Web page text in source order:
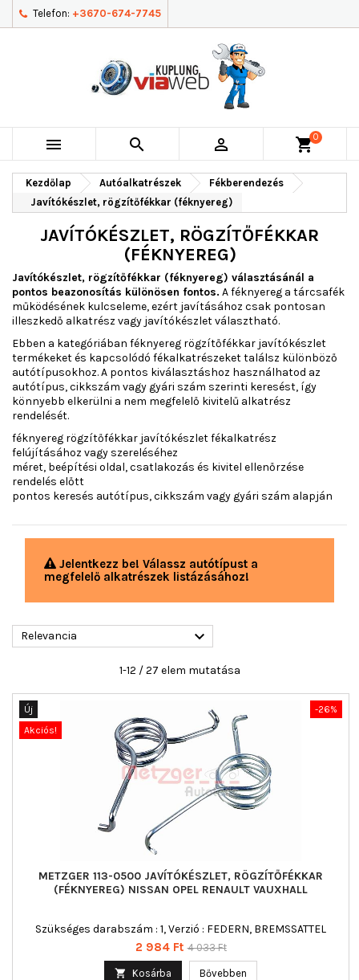
Telefon: +3670-674-7745
   shopping_cart0
Kezdőlap Autóalkatrészek
Fékberendezés
Javítókészlet, rögzítőfékkar (féknyereg)
JAVÍTÓKÉSZLET, RÖGZÍTŐFÉKKAR
(FÉKNYEREG)
Javítókészlet, rögzítőfékkar (féknyereg) választásánál a
pontos beazonosítás különösen fontos. A féknyereg a tárcsafék
működésének kulcseleme, ezért javításához csak pontosan
illeszkedő alkatrész vagy javítókészlet választható.
Ebben a kategóriában féknyereg rögzítőfékkar javítókészlet
termékeket és kapcsolódó fékalkatrészeket találsz különböző
autótípusokhoz. A pontos kiválasztáshoz használhatod az
autótípus, cikkszám vagy gyári szám szerinti keresést, így
könnyebb elkerülni a nem megfelelő kivitelű alkatrész
rendelését.
féknyereg rögzítőfékkar javítókészlet fékalkatrész
felújításához vagy szereléséhez
méret, beépítési oldal, csatlakozás és kivitel ellenőrzése
rendelés előtt
pontos keresés autótípus, cikkszám vagy gyári szám alapján
Jelentkezz be! Válassz autótípust a
megfelelő alkatrészek listázásához!
Relevancia 
1-12 / 27 elem mutatása
-26%
Új
Akciós!
METZGER 113-0500 JAVÍTÓKÉSZLET, RÖGZÍTŐFÉKKAR
(FÉKNYEREG) NISSAN OPEL RENAULT VAUXHALL
Szükséges darabszám : 1, Verzió : FEDERN, BREMSSATTEL
Ár
2 984 Ft Normál
4 033 Ft
 Kosárba Bővebben